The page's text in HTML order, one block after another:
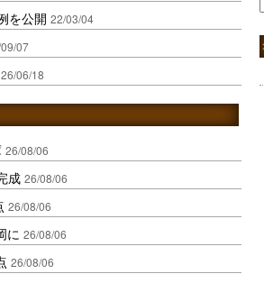
を公開 22/03/04
07
26/06/18
26/08/06
成 26/08/06
26/08/06
に 26/08/06
26/08/06